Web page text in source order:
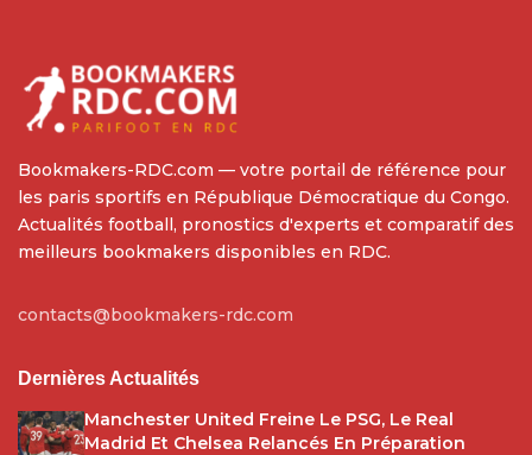
Bookmakers-RDC.com — votre portail de référence pour
les paris sportifs en République Démocratique du Congo.
Actualités football, pronostics d'experts et comparatif des
meilleurs bookmakers disponibles en RDC.
contacts@bookmakers-rdc.com
Dernières Actualités
Manchester United Freine Le PSG, Le Real
Madrid Et Chelsea Relancés En Préparation